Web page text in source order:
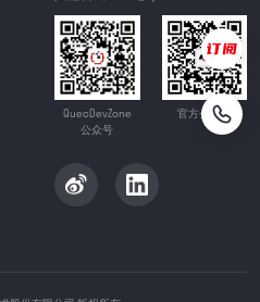
QuecDevZone
公众号
官方公众号